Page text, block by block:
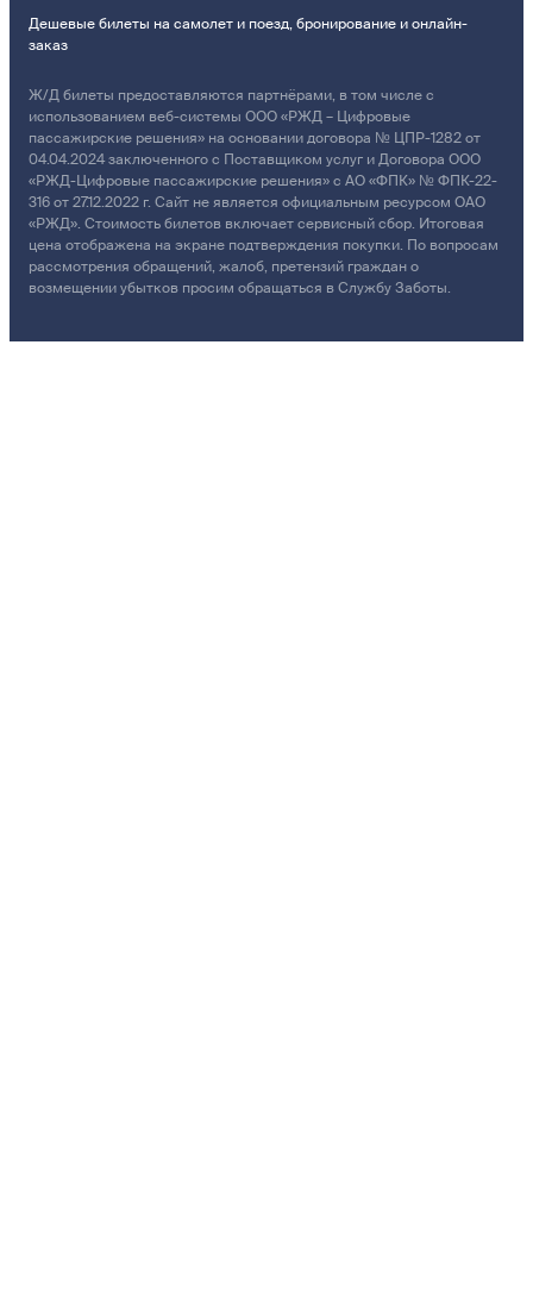
Дешевые билеты на самолет и поезд, бронирование и онлайн-
заказ
Ж/Д билеты предоставляются партнёрами, в том числе с
использованием веб-системы ООО «РЖД – Цифровые
пассажирские решения» на основании договора № ЦПР-1282 от
04.04.2024 заключенного с Поставщиком услуг и Договора ООО
«РЖД-Цифровые пассажирские решения» с АО «ФПК» № ФПК-22-
316 от 27.12.2022 г. Сайт не является официальным ресурсом ОАО
«РЖД». Стоимость билетов включает сервисный сбор. Итоговая
цена отображена на экране подтверждения покупки. По вопросам
рассмотрения обращений, жалоб, претензий граждан о
возмещении убытков просим обращаться в Службу Заботы.